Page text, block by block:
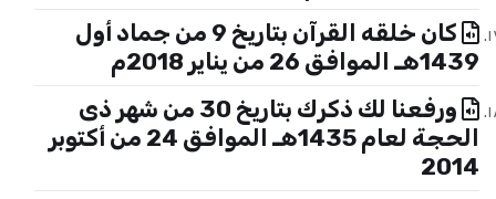
كان خلقه القرآن بتاريخ 9 من جماد أول
1439هـ الموافق 26 من يناير 2018م
ورفعنا لك ذكرك بتاريخ 30 من شهر ذى
الحجة لعام 1435هـ الموافق 24 من أكتوبر
2014